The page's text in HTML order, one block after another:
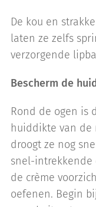
De kou en
laten ze zelfs
verzorgende
Bescherm de
Rond de ogen is
huiddikte van de
droogt ze nog
snel-intrekkende
de crème
oefenen. Begin